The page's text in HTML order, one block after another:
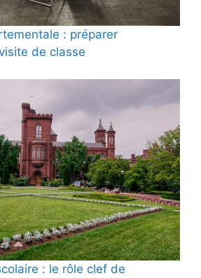
: préparer
de classe
: le rôle clef de